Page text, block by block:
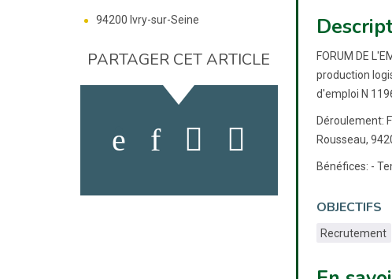
FORUM DE
production
d'emploi N
Déroulement:
Rousseau,
Bénéfices: -
OBJECTIFS
Recrutement
94200 Ivry-sur-Seine
PARTAGER CET ARTICLE